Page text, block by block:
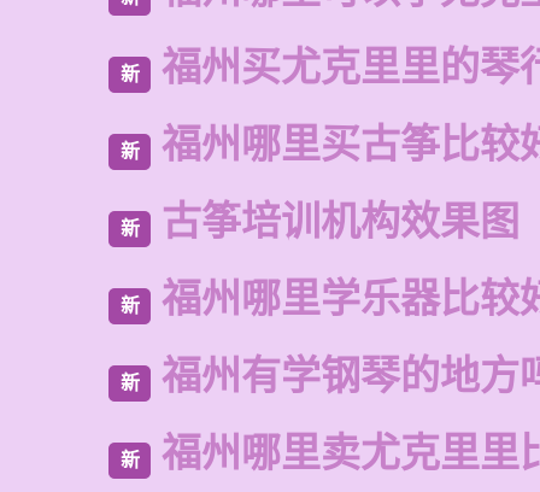
新 福州买尤克里里的琴
新 福州哪里买古筝比较
新 古筝培训机构效果图
新 福州哪里学乐器比较
新 福州有学钢琴的地方
新 福州哪里卖尤克里里